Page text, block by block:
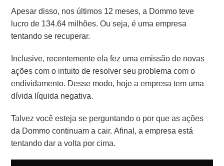
Apesar disso, nos últimos 12 meses, a Dommo teve
lucro de 134.64 milhões. Ou seja, é uma empresa
tentando se recuperar.
Inclusive, recentemente ela fez uma emissão de novas
ações com o intuito de resolver seu problema com o
endividamento. Desse modo, hoje a empresa tem uma
dívida líquida negativa.
Talvez você esteja se perguntando o por que as ações
da Dommo continuam a cair. Afinal, a empresa está
tentando dar a volta por cima.